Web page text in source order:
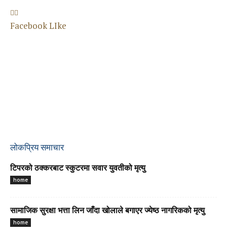
Facebook LIke
लोकप्रिय समाचार
टिपरको ठक्करबाट स्कुटरमा सवार युवतीको मृत्यु
home
सामाजिक सुरक्षा भत्ता लिन जाँदा खोलाले बगाएर ज्येष्ठ नागरिकको मृत्यु
home